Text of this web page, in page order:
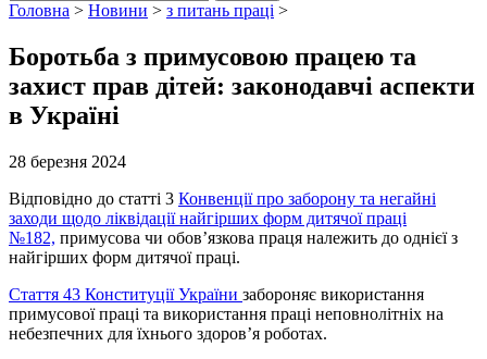
Головна > Новини > з питань праці >
Боротьба з примусовою працею та
захист прав дітей: законодавчі аспекти
в Україні
28 березня 2024
Відповідно до статті 3 Конвенції про заборону та негайні
заходи щодо ліквідації найгірших форм дитячої праці
№182, примусова чи обов’язкова праця належить до однієї з
найгірших форм дитячої праці.
Стаття 43 Конституції України забороняє використання
примусової праці та використання праці неповнолітніх на
небезпечних для їхнього здоров’я роботах.